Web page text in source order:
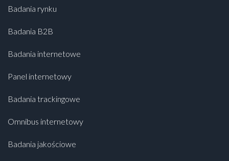
Badania rynku
Badania B2B
Badania internetowe
Panel internetowy
Badania trackingowe
Omnibus internetowy
Badania jakościowe